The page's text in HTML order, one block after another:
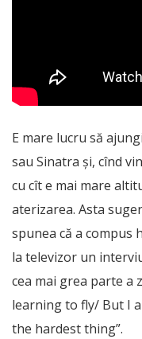
E mare lucru să
sau Sinatra și, cînd
cu cît e mai mare
aterizarea. Asta
spunea că a compus
la televizor un
cea mai grea parte a
learning to fly/ But I
the hardest thing”.